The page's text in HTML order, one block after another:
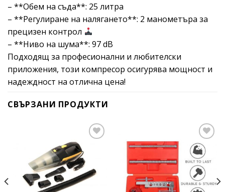
– **Обем на съда**: 25 литра
– **Регулиране на налягането**: 2 манометъра за
прецизен контрол
– **Ниво на шума**: 97 dB
Подходящ за професионални и любителски
приложения, този компресор осигурява мощност и
надеждност на отлична цена!
СВЪРЗАНИ ПРОДУКТИ
Add to
wishlist
Add to
wishlist